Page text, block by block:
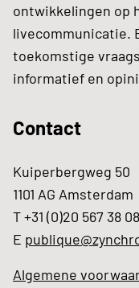
ontwikkelingen op
livecommunicatie.
toekomstige
informatief en
Contact
Kuiperbergweg 50
1101 AG Amsterdam
T +31 (0)20 567 38 08
E
Algemene